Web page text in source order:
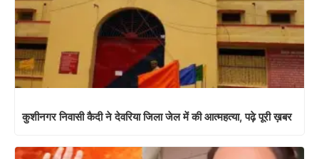
कुशीनगर निवासी कैदी ने देवरिया जिला जेल में की आत्महत्या, पढ़े पूरी ख़बर